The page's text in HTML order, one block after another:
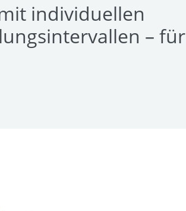
individuellen
– für